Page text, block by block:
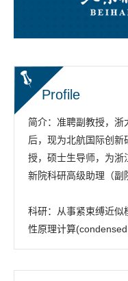
Profile
简介：准聘副教授，浙
后，现为北航国际创
授，硕士生导师， 为浙
新院科研高级助理（副
科研：从事紧束缚近似
性原理计算
tight-binding and DFT